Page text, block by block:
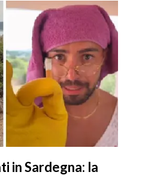
in Sardegna: la